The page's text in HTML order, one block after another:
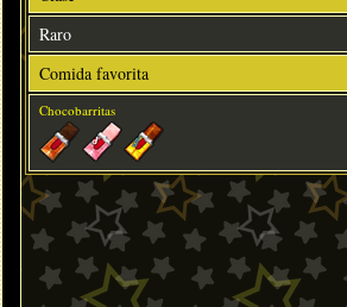
Raro
Comida favorita
Chocobarritas